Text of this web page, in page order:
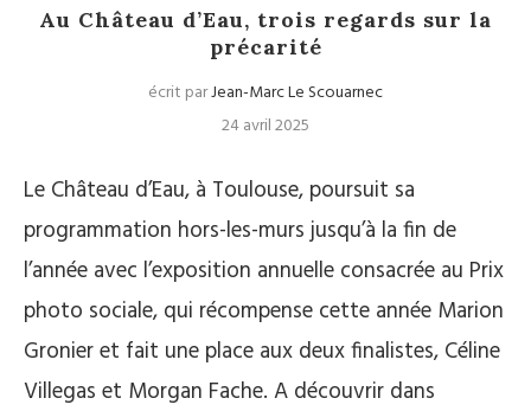
Au Château d’Eau, trois regards sur la
précarité
écrit parJean-Marc Le Scouarnec
24 avril 2025
Le Château d’Eau, à Toulouse, poursuit sa
programmation hors-les-murs jusqu’à la fin de
l’année avec l’exposition annuelle consacrée au Prix
photo sociale, qui récompense cette année Marion
Gronier et fait une place aux deux finalistes, Céline
Villegas et Morgan Fache. A découvrir dans